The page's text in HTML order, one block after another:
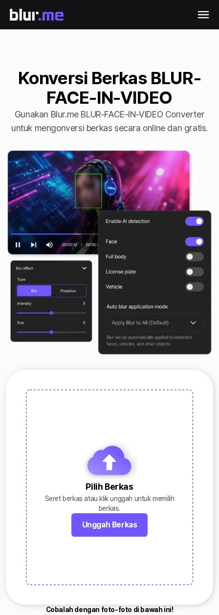
Konversi Berkas BLUR-
FACE-IN-VIDEO
Gunakan Blur.me BLUR-FACE-IN-VIDEO Converter
untuk mengonversi berkas secara online dan gratis.
Pilih Berkas
Seret berkas atau klik unggah untuk memilih
berkas.
Unggah Berkas
Cobalah dengan foto-foto di bawah ini!